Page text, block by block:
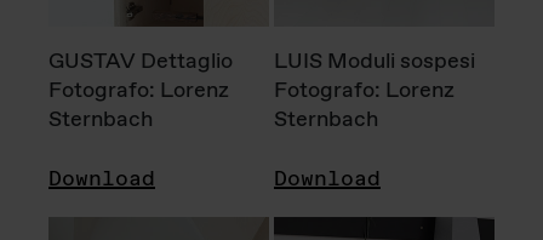
GUSTAV Dettaglio
Fotografo: Lorenz
Sternbach
Download
LUIS Moduli sospesi
Fotografo: Lorenz
Sternbach
Download